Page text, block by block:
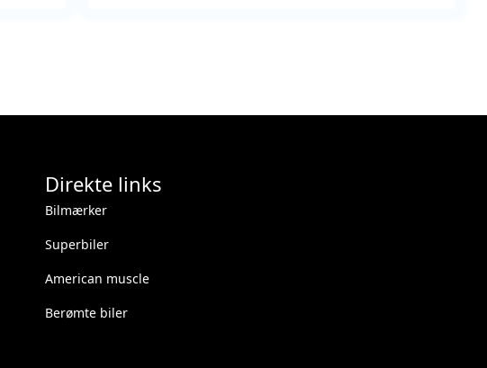
Direkte links
Bilmærker
Superbiler
American muscle
Berømte biler